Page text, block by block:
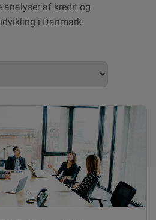
analyser af kredit og
i Danmark